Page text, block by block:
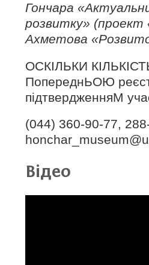
Гончара
розвитку» (проект
Ахметова
ОСКІЛЬКИ
ПопереднЬОЮ
підтвердженняМ
(044) 360-90-77,
Відео